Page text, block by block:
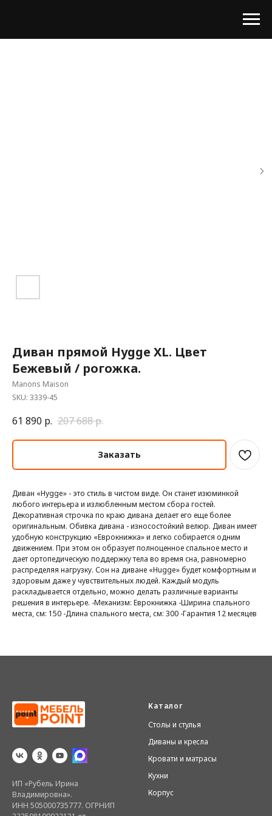
Диван прямой Hygge XL. Цвет
Бежевый / рогожка.
Manons Maison
SKU: 3339-45
61 890 р. 207 688р.
Заказать
Диван «Hygge» - это стиль в чистом виде. Он станет изюминкой
любого интерьера и излюбленным местом сбора гостей.
Декоративная строчка по краю дивана делает его еще более
оригинальным. Обивка дивана - износостойкий велюр. Диван имеет
удобную конструкцию «Еврокнижка» и легко собирается одним
движением. При этом он образует полноценное спальное место и
дает ортопедическую поддержку тела во время сна, равномерно
распределяя нагрузку. Сон на диване «Hugge» будет комфортным и
здоровым даже у чувствительных людей. Каждый модуль
раскладывается отдельно, можно делать различные варианты
решения в интерьере. -Механизм: Еврокнижка -Ширина спального
места, см: 150 -Длина спального места, см: 300 -Гарантия 12 месяцев
ИП «Рубель Ирина
Владимировна».
ИНН 505000735777. ОГРНИП
Каталог
Столы и стулья
Диваны и кресла
Кровати и матрасы
Кухни
Корпус